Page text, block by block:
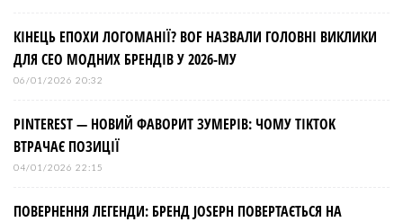
КІНЕЦЬ ЕПОХИ ЛОГОМАНІЇ? BOF НАЗВАЛИ ГОЛОВНІ ВИКЛИКИ
ДЛЯ СЕО МОДНИХ БРЕНДІВ У 2026-МУ
06/01/2026 20:32
PINTEREST — НОВИЙ ФАВОРИТ ЗУМЕРІВ: ЧОМУ TIKTOK
ВТРАЧАЄ ПОЗИЦІЇ
04/01/2026 22:15
ПОВЕРНЕННЯ ЛЕГЕНДИ: БРЕНД JOSEPH ПОВЕРТАЄТЬСЯ НА